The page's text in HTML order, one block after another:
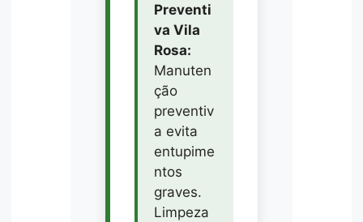
Preventi
va Vila
Rosa:
Manuten
ção
preventiv
a evita
entupime
ntos
graves.
Limpeza